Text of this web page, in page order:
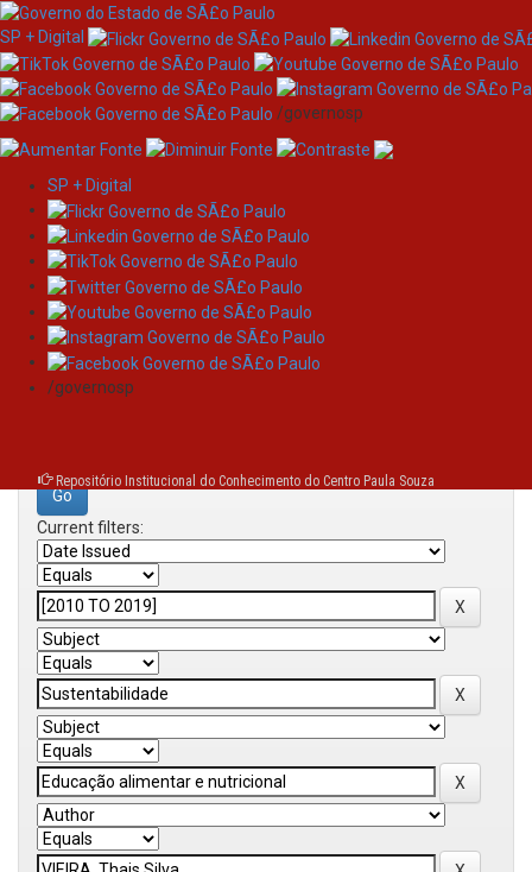
Skip
navigation
SP + Digital
/governosp
SP + Digital
/governosp
Repositório Institucional do Conhecimento do Centro Paula Souza
Search
Search:
Current filters: